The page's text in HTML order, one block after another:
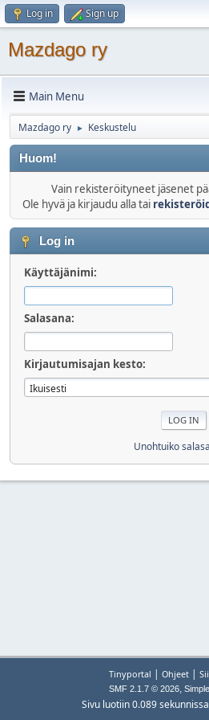
Log in Sign up
Mazdago ry
Main Menu
Mazdago ry ► Keskustelu
Huom!
Vain rekisteröityneet jäsenet
Ole hyvä ja kirjaudu alla tai
Log in
Käyttäjänimi:
Salasana:
Kirjautumisajan kesto:
Unohtuiko
Tinyportal | Ohjeet|
SMF 2.1.7 © 2026,
Sivu luotiin 0.089